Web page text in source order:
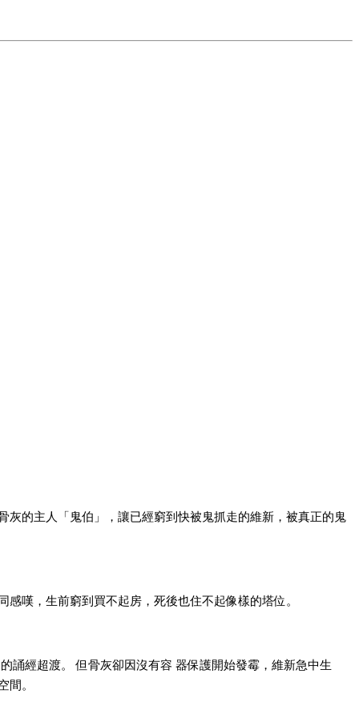
的主人「鬼伯」，讓已經窮到快被鬼抓走的維新，被真正的鬼
嘆，生前窮到買不起房，死後也住不起像樣的塔位。
誦經超渡。 但骨灰卻因沒有容 器保護開始發霉，維新急中生
間。